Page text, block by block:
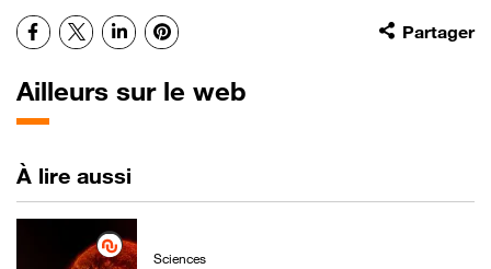
Partager
Facebook
X LinkedInPinterest
Ailleurs sur le web
À lire aussi
Sciences